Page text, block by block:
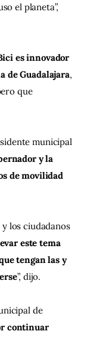
el planeta”,
es innovador
de Guadalajara,
que
municipal
y la
de movilidad
y los ciudadanos
este tema
tengan las y
”, dijo.
de
continuar